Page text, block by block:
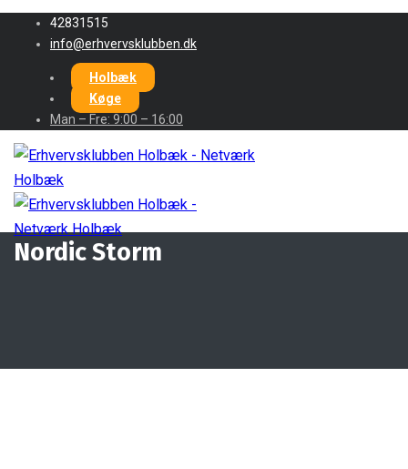
42831515
info@erhvervsklubben.dk
Holbæk
Køge
Man – Fre: 9:00 – 16:00
Nordic Storm